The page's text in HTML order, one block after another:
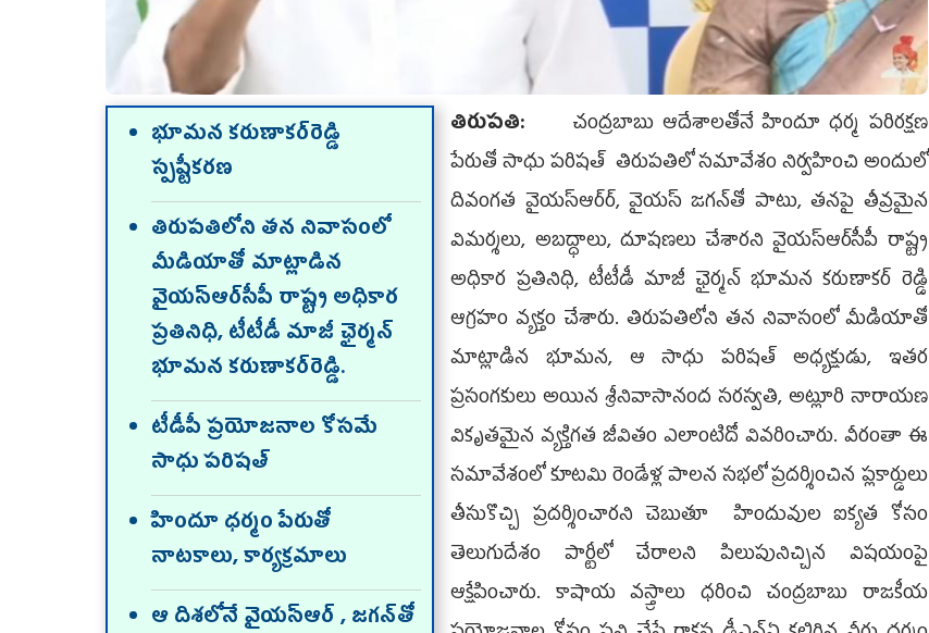
భూమన కరుణాకర్‌రెడ్డి
స్పష్టీకరణ
తిరుపతిలోని తన నివాసంలో
మీడియాతో మాట్లాడిన
వైయ‌స్ఆర్‌సీపీ రాష్ట్ర అధికార
ప్రతినిధి, టీటీడీ మాజీ ఛైర్మన్‌
భూమన కరుణాకర్‌రెడ్డి.
టీడీపీ ప్రయోజనాల కోసమే
సాధు పరిషత్‌
హిందూ ధర్మం పేరుతో
నాటకాలు, కార్యక్రమాలు
ఆ దిశలోనే వైయ‌స్ఆర్ , జగన్‌తో
తిరుపతి:
చంద్రబాబు ఆదేశాలతోనే హిందూ ధర్మ పరిరక్షణ
పేరుతో సాధు పరిషత్‌ తిరుపతిలో సమావేశం నిర్వహించి అందులో
దివంగత వైయ‌స్ఆర్‌ర్, వైయస్‌ జగన్‌తో పాటు, తనపై తీవ్రమైన
విమర్శలు, అబద్ధాలు, దూషణలు చేశారని వైయ‌స్ఆర్‌సీపీ రాష్ట్ర
అధికార ప్రతినిధి, టీటీడీ మాజీ ఛైర్మన్‌ భూమన కరుణాకర్‌ రెడ్డి
ఆగ్రహం వ్యక్తం చేశారు. తిరుపతిలోని తన నివాసంలో మీడియాతో
మాట్లాడిన భూమన, ఆ సాధు పరిషత్‌ అధ్యక్షుడు, ఇతర
ప్రసంగకులు అయిన శ్రీనివాసానంద సరస్వతి, అట్లూరి నారాయణ
వికృతమైన వ్యక్తిగత జీవితం ఎలాంటిదో వివరించారు. వీరంతా ఈ
సమావేశంలో కూటమి రెండేళ్ల పాలన సభలో ప్రదర్శించిన ప్లకార్డులు
తీసుకొచ్చి ప్రదర్శించారని చెబుతూ హిందువుల ఐక్యత కోసం
తెలుగుదేశం పార్టీలో చేరాలని పిలుపునిచ్చిన విషయంపై
ఆక్షేపించారు. కాషాయ వస్త్రాలు ధరించి చంద్రబాబు రాజకీయ